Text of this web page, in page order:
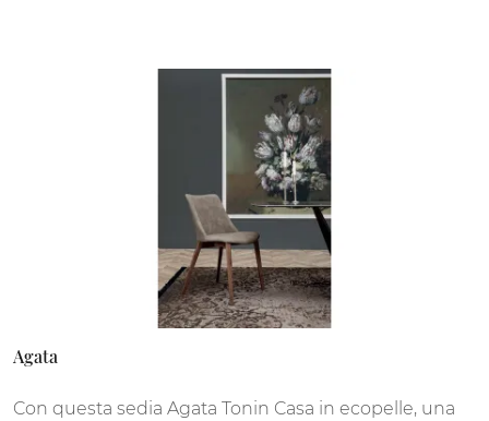
Agata
Con questa sedia Agata Tonin Casa in ecopelle, una